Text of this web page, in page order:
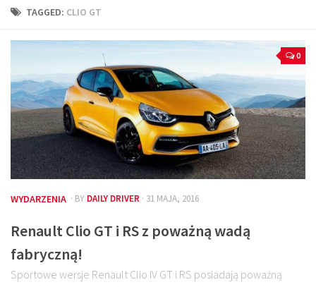
Technika jazdy
Przelicznik mocy
Auto z niemiec
Galerie
TAGGED: CLIO GT
0
WYDARZENIA · BY DAILY DRIVER · 31 MAJA, 2016
Renault Clio GT i RS z poważną wadą
fabryczną!
Sportowe wersje Renault Clio IV GT i RS posiadają poważną